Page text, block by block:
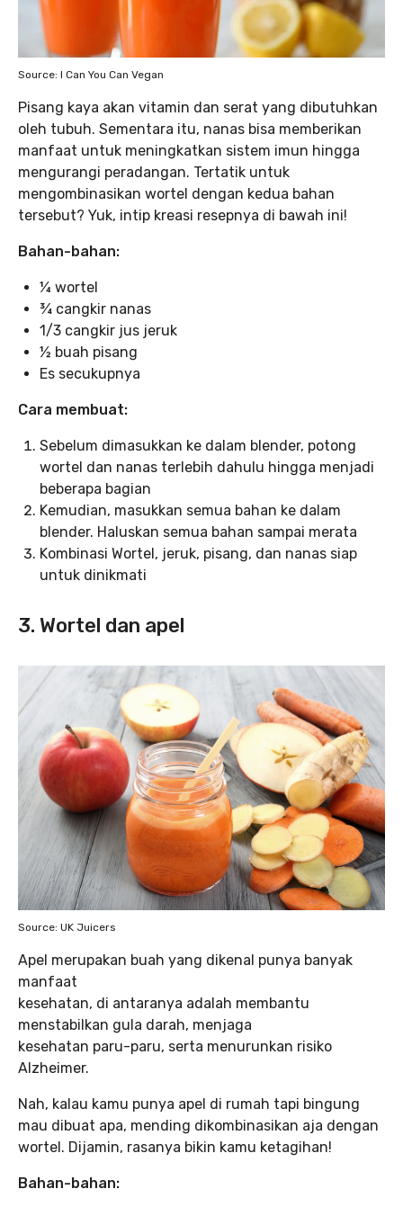
Source: I Can You Can Vegan
Pisang kaya akan vitamin dan serat yang dibutuhkan
oleh tubuh. Sementara itu, nanas bisa memberikan
manfaat untuk meningkatkan sistem imun hingga
mengurangi peradangan. Tertatik untuk
mengombinasikan wortel dengan kedua bahan
tersebut? Yuk, intip kreasi resepnya di bawah ini!
Bahan-bahan:
¼ wortel
¾ cangkir nanas
1/3 cangkir jus jeruk
½ buah pisang
Es secukupnya
Cara membuat:
Sebelum dimasukkan ke dalam blender, potong
wortel dan nanas terlebih dahulu hingga menjadi
beberapa bagian
Kemudian, masukkan semua bahan ke dalam
blender. Haluskan semua bahan sampai merata
Kombinasi Wortel, jeruk, pisang, dan nanas siap
untuk dinikmati
3. Wortel dan apel
Source: UK Juicers
Apel merupakan buah yang dikenal punya banyak
manfaat
kesehatan, di antaranya adalah membantu
menstabilkan gula darah, menjaga
kesehatan paru-paru, serta menurunkan risiko
Alzheimer.
Nah, kalau kamu punya apel di rumah tapi bingung
mau dibuat apa, mending dikombinasikan aja dengan
wortel. Dijamin, rasanya bikin kamu ketagihan!
Bahan-bahan: